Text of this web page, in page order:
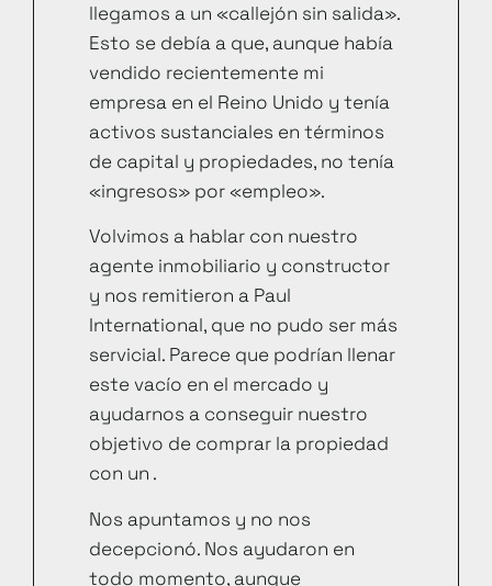
llegamos a un «callejón sin salida».
Esto se debía a que, aunque había
vendido recientemente mi
empresa en el Reino Unido y tenía
activos sustanciales en términos
de capital y propiedades, no tenía
«ingresos» por «empleo».
Volvimos a hablar con nuestro
agente inmobiliario y constructor
y nos remitieron a Paul
International, que no pudo ser más
servicial. Parece que podrían llenar
este vacío en el mercado y
ayudarnos a conseguir nuestro
objetivo de comprar la propiedad
con un .
Nos apuntamos y no nos
decepcionó. Nos ayudaron en
todo momento, aunque